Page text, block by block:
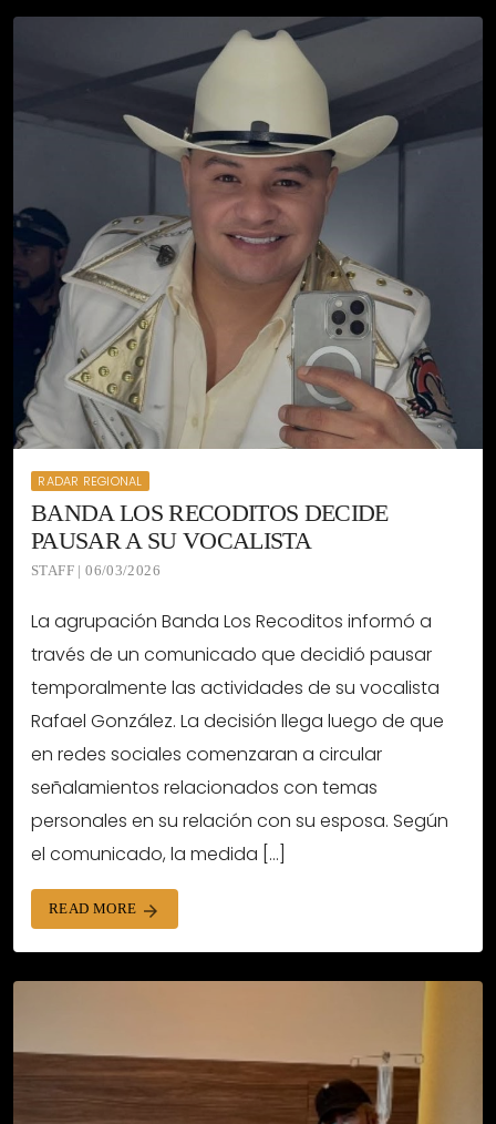
RADAR REGIONAL
BANDA LOS RECODITOS DECIDE
PAUSAR A SU VOCALISTA
STAFF | 06/03/2026
La agrupación Banda Los Recoditos informó a
través de un comunicado que decidió pausar
temporalmente las actividades de su vocalista
Rafael González. La decisión llega luego de que
en redes sociales comenzaran a circular
señalamientos relacionados con temas
personales en su relación con su esposa. Según
el comunicado, la medida […]
READ MORE arrow_forward